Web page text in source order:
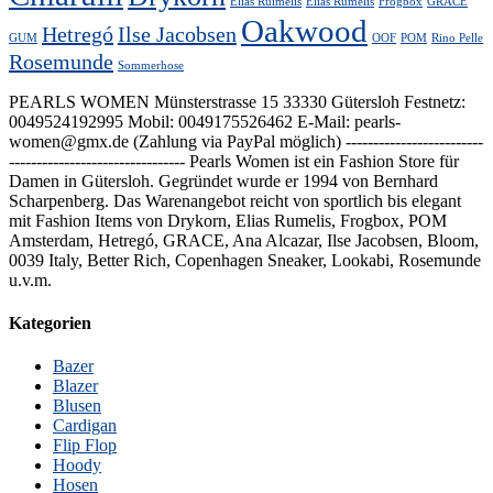
GUM HetregóIlse Jacobsen Oakwood OOF POM Rino Pelle
Rosemunde Sommerhose
PEARLS WOMEN Münsterstrasse 15 33330 Gütersloh Festnetz:
0049524192995 Mobil: 0049175526462 E-Mail: pearls-
women@gmx.de (Zahlung via PayPal möglich) -------------------------
-------------------------------- Pearls Women ist ein Fashion Store für
Damen in Gütersloh. Gegründet wurde er 1994 von Bernhard
Scharpenberg. Das Warenangebot reicht von sportlich bis elegant
mit Fashion Items von Drykorn, Elias Rumelis, Frogbox, POM
Amsterdam, Hetregó, GRACE, Ana Alcazar, Ilse Jacobsen, Bloom,
0039 Italy, Better Rich, Copenhagen Sneaker, Lookabi, Rosemunde
u.v.m.
Kategorien
Bazer
Blazer
Blusen
Cardigan
Flip Flop
Hoody
Hosen